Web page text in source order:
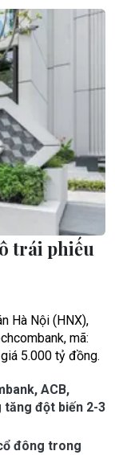
trái phiếu
Hà Nội (HNX),
mã:
5.000 tỷ đồng.
ACB,
tăng đột biến 2-3
đông trong